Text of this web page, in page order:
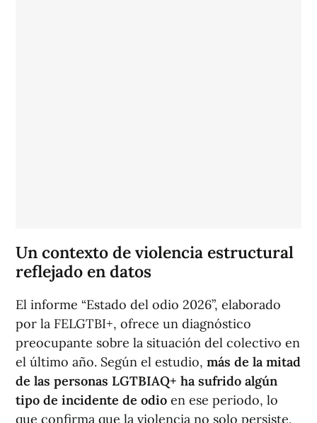
Un contexto de violencia estructural
reflejado en datos
El informe “Estado del odio 2026”, elaborado
por la FELGTBI+, ofrece un diagnóstico
preocupante sobre la situación del colectivo en
el último año. Según el estudio, más de la mitad
de las personas LGTBIAQ+ ha sufrido algún
tipo de incidente de odio en ese periodo, lo
que confirma que la violencia no solo persiste,